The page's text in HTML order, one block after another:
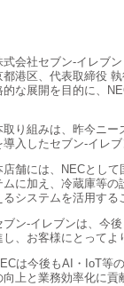
式会社セブン‐イレブ
都港区、代表取締役
的な展開を目的に、
り組みは、昨今ニー
導入したセブン-イレ
舗には、NECとして
ムに加え、冷蔵庫等
るシステムを活用する
ン‐イレブンは、今
し、お客様にとってよ
は今後もAI・IoT等
向上と業務効率化に貢